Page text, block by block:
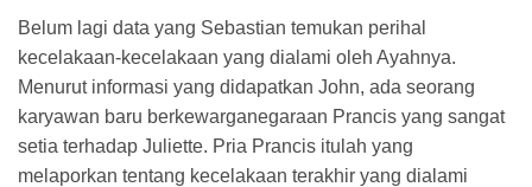
Belum lagi data yang Sebastian temukan perihal
kecelakaan-kecelakaan yang dialami oleh Ayahnya.
Menurut informasi yang didapatkan John, ada seorang
karyawan baru berkewarganegaraan Prancis yang sangat
setia terhadap Juliette. Pria Prancis itulah yang
melaporkan tentang kecelakaan terakhir yang dialami